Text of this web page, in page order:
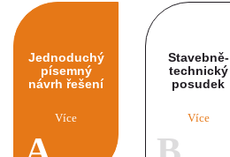
Jednoduchý
písemný
návrh řešení
Více
Stavebně-
technický
posudek
Více